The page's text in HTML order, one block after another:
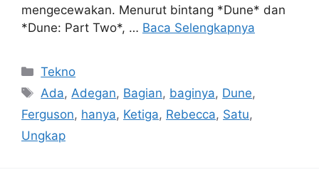
mengecewakan. Menurut bintang *Dune* dan
*Dune: Part Two*, … Baca Selengkapnya
Kategori
Tekno
Tag
Ada, Adegan, Bagian, baginya, Dune,
Ferguson, hanya, Ketiga, Rebecca, Satu,
Ungkap